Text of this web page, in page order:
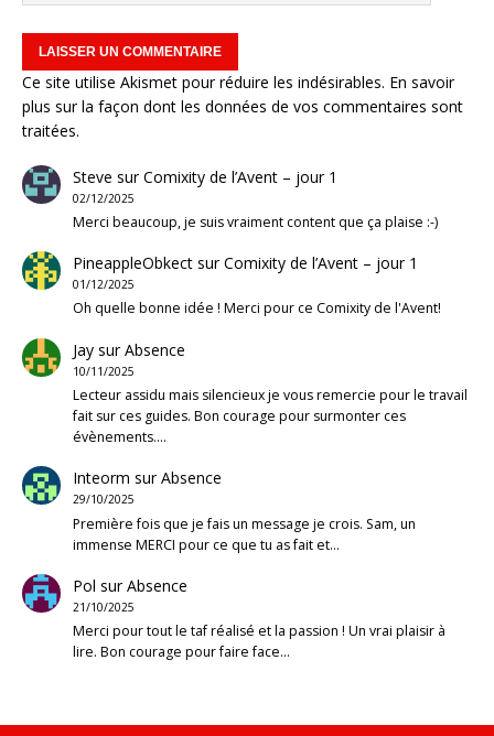
Ce site utilise Akismet pour réduire les indésirables. En savoir
plus sur la façon dont les données de vos commentaires sont
traitées.
Steve surComixity de l’Avent – jour 1
02/12/2025
Merci beaucoup, je suis vraiment content que ça plaise :-)
PineappleObkectsurComixity de l’Avent – jour 1
01/12/2025
Oh quelle bonne idée ! Merci pour ce Comixity de l'Avent!
JaysurAbsence
10/11/2025
Lecteur assidu mais silencieux je vous remercie pour le travail
fait sur ces guides. Bon courage pour surmonter ces
évènements.…
Inteorm surAbsence
29/10/2025
Première fois que je fais un message je crois. Sam, un
immense MERCI pour ce que tu as fait et…
Pol surAbsence
21/10/2025
Merci pour tout le taf réalisé et la passion ! Un vrai plaisir à
lire. Bon courage pour faire face…